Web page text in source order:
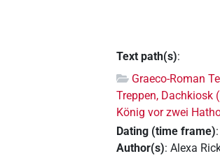
Text path(s):
Graeco-Roman
Treppen, Dachkiosk
König vor zwei
Dating (time frame):
Author(s):Alexa